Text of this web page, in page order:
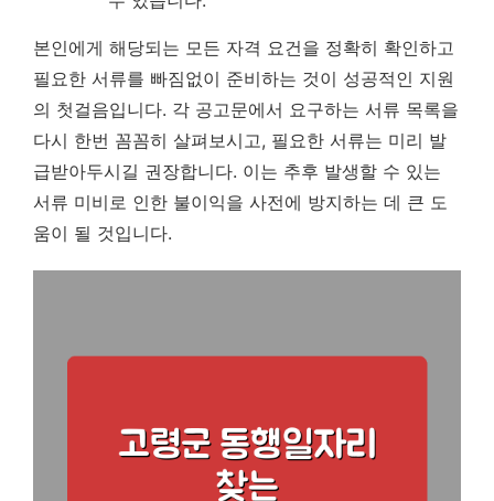
본인에게 해당되는 모든 자격 요건을 정확히 확인하고
필요한 서류를 빠짐없이 준비하는 것이 성공적인 지원
의 첫걸음입니다. 각 공고문에서 요구하는 서류 목록을
다시 한번 꼼꼼히 살펴보시고, 필요한 서류는 미리 발
급받아두시길 권장합니다. 이는 추후 발생할 수 있는
서류 미비로 인한 불이익을 사전에 방지하는 데 큰 도
움이 될 것입니다.